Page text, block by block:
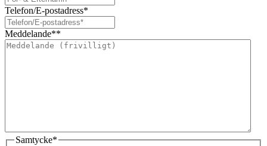
Telefon/E-postadress*
Meddelande**
Samtycke*